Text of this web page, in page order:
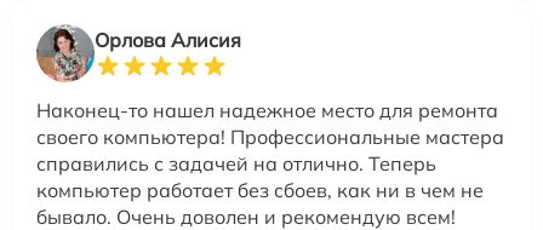
Орлова Алисия
Наконец-то нашел надежное место для ремонта
своего компьютера! Профессиональные мастера
справились с задачей на отлично. Теперь
компьютер работает без сбоев, как ни в чем не
бывало. Очень доволен и рекомендую всем!